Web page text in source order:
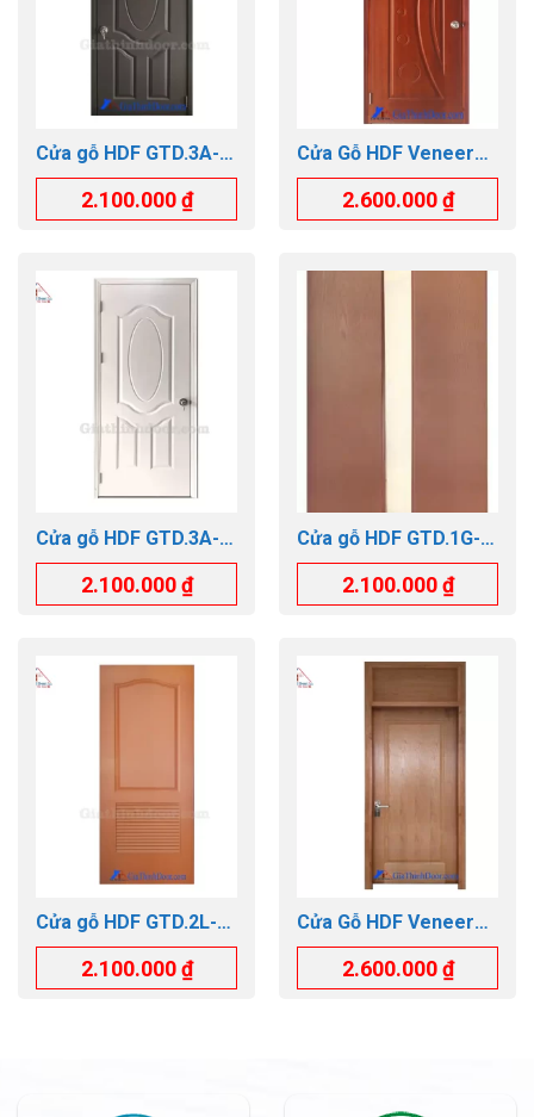
Cửa gỗ HDF GTD.3A-
C3
2.100.000₫
Cửa Gỗ HDF Veneer
GTD.1K-SAPELE
2.600.000₫
Cửa gỗ HDF GTD.3A-
C1
2.100.000₫
Cửa gỗ HDF GTD.1G-
C11
2.100.000₫
Cửa gỗ HDF GTD.2L-
C10
2.100.000₫
Cửa Gỗ HDF Veneer
GTD.1B-OFIX
2.600.000₫